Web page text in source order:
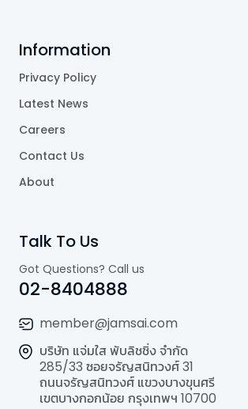
Information
Privacy Policy
Latest News
Careers
Contact Us
About
Talk To Us
Got Questions? Call us
02-8404888
member@jamsai.com
บริษัท แจ่มใส พับลิชชิ่ง จำกัด
285/33 ซอยจรัญสนิทวงศ์ 31
ถนนจรัญสนิทวงศ์ แขวงบางขุนศรี
เขตบางกอกน้อย กรุงเทพฯ 10700